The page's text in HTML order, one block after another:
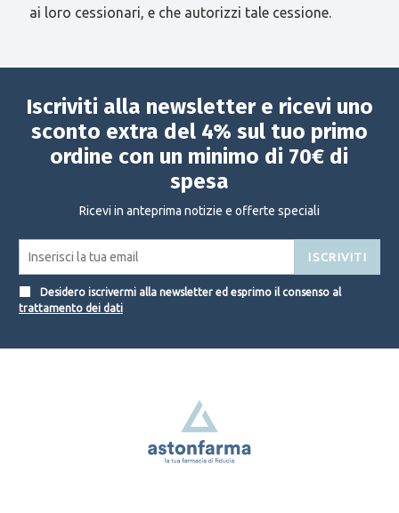
ai loro cessionari, e che autorizzi tale cessione.
Iscriviti alla newsletter e ricevi uno
sconto extra del 4% sul tuo primo
ordine con un minimo di 70€ di
spesa
Ricevi in anteprima notizie e offerte speciali
ISCRIVITI
Desidero iscrivermi alla newsletter ed esprimo il consenso al
trattamento dei dati